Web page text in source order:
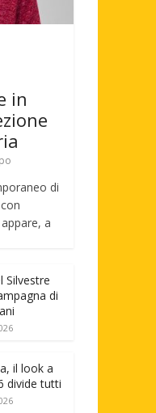
in
di
a
Silvestre
di
il look a
divide tutti